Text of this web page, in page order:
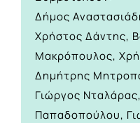
Δήμος
Χρήστος Δάντης,
Μακρόπουλος,
Δημήτρης
Γιώργος
Παπαδοπούλου,